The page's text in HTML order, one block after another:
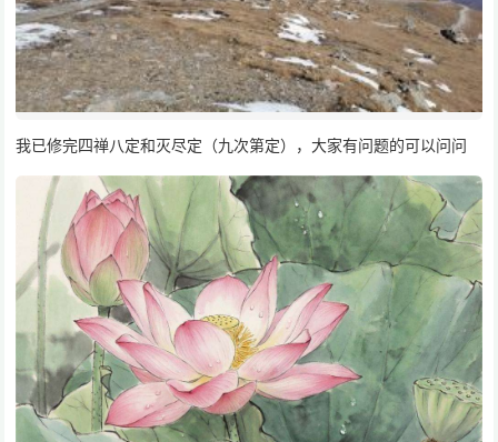
我已修完四禅八定和灭尽定（九次第定），大家有问题的可以问问